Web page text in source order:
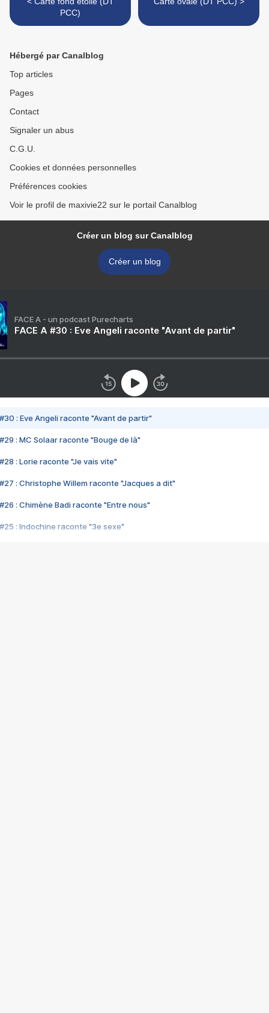
PCC)
Hébergé par Canalblog
Top articles
Pages
Contact
Signaler un abus
C.G.U.
Cookies et données personnelles
Préférences cookies
Voir le profil de maxivie22 sur le portail Canalblog
Créer un blog sur Canalblog
Créer un blog
FACE A - un podcast Purecharts
FACE A #30 : Eve Angeli raconte "Avant de partir"
#30 : Eve Angeli raconte "Avant de partir"
#29 : MC Solaar raconte "Bouge de là"
#28 : Lorie raconte "Je vais vite"
#27 : Christophe Willem raconte "Jacques a dit"
#26 : Chimène Badi raconte "Entre nous"
#25 : Indochine raconte "3e sexe"